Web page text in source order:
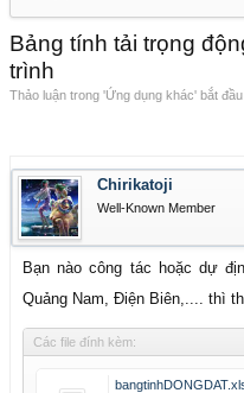
Bảng tính tải trọng
trình
Thảo luận trong 'Ứng dụng khác' bắt
Chirikatoji
Well-Known Member
Bạn nào công tác hoặc dự
Quảng Nam, Điện Biên,.... thì
Các file đính kèm: